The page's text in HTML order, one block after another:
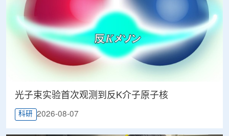
光子束实验首次观测到反K介子原子核
科研 2026-08-07